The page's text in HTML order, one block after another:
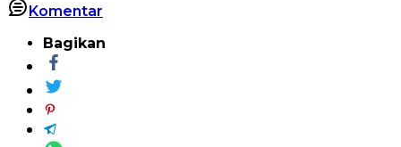
Komentar
Bagikan